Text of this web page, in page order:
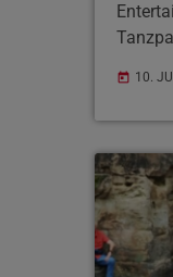
bei
der
Musik
geben
Ganze
today 10.